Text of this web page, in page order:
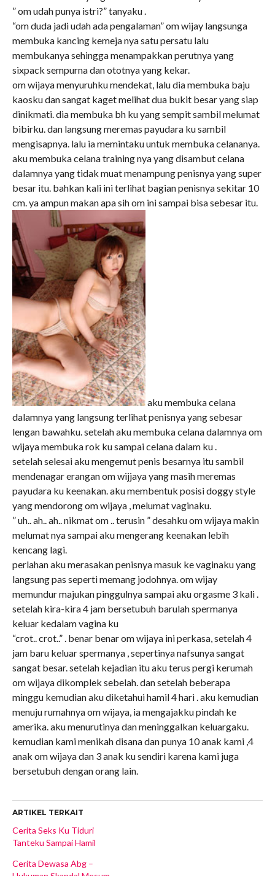
” om udah punya istri?” tanyaku .
“om duda jadi udah ada pengalaman” om wijay langsunga
membuka kancing kemeja nya satu persatu lalu
membukanya sehingga menampakkan perutnya yang
sixpack sempurna dan ototnya yang kekar.
om wijaya menyuruhku mendekat, lalu dia membuka baju
kaosku dan sangat kaget melihat dua bukit besar yang siap
dinikmati. dia membuka bh ku yang sempit sambil melumat
bibirku. dan langsung meremas payudara ku sambil
mengisapnya. lalu ia memintaku untuk membuka celananya.
aku membuka celana training nya yang disambut celana
dalamnya yang tidak muat menampung penisnya yang super
besar itu. bahkan kali ini terlihat bagian penisnya sekitar 10
cm. ya ampun makan apa sih om ini sampai bisa sebesar itu.
aku membuka celana
dalamnya yang langsung terlihat penisnya yang sebesar
lengan bawahku. setelah aku membuka celana dalamnya om
wijaya membuka rok ku sampai celana dalam ku .
setelah selesai aku mengemut penis besarnya itu sambil
mendenagar erangan om wijjaya yang masih meremas
payudara ku keenakan. aku membentuk posisi doggy style
yang mendorong om wijaya , melumat vaginaku.
” uh.. ah.. ah.. nikmat om .. terusin ” desahku om wijaya makin
melumat nya sampai aku mengerang keenakan lebih
kencang lagi.
perlahan aku merasakan penisnya masuk ke vaginaku yang
langsung pas seperti memang jodohnya. om wijay
memundur majukan pinggulnya sampai aku orgasme 3 kali .
setelah kira-kira 4 jam bersetubuh barulah spermanya
keluar kedalam vagina ku
“crot.. crot..” . benar benar om wijaya ini perkasa, setelah 4
jam baru keluar spermanya , sepertinya nafsunya sangat
sangat besar. setelah kejadian itu aku terus pergi kerumah
om wijaya dikomplek sebelah. dan setelah beberapa
minggu kemudian aku diketahui hamil 4 hari . aku kemudian
menuju rumahnya om wijaya, ia mengajakku pindah ke
amerika. aku menurutinya dan meninggalkan keluargaku.
kemudian kami menikah disana dan punya 10 anak kami ,4
anak om wijaya dan 3 anak ku sendiri karena kami juga
bersetubuh dengan orang lain.
ARTIKEL TERKAIT
Cerita Seks Ku Tiduri
Tanteku Sampai Hamil
Cerita Dewasa Abg –